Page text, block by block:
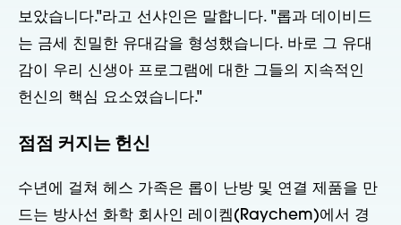
보았습니다."라고 선샤인은 말합니다. "롭과 데이비드
는 금세 친밀한 유대감을 형성했습니다. 바로 그 유대
감이 우리 신생아 프로그램에 대한 그들의 지속적인
헌신의 핵심 요소였습니다."
점점 커지는 헌신
수년에 걸쳐 헤스 가족은 롭이 난방 및 연결 제품을 만
드는 방사선 화학 회사인 레이켐(Raychem)에서 경